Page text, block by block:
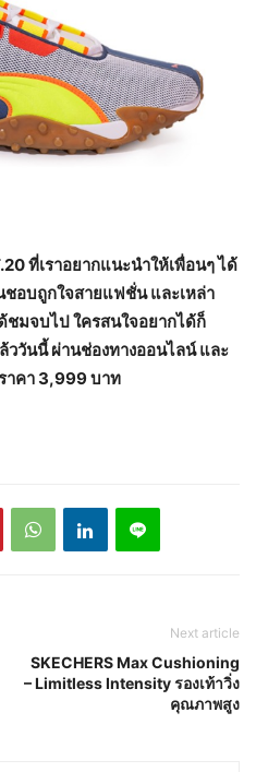
ที่เราอยากแนะนำให้เพื่อนๆ ได้
ชอบถูกใจสายแฟชั่น และเหล่า
ชมจบไป ใครสนใจอยากได้ก็
ววันนี้ ผ่านช่องทางออนไลน์ และ
าคา 3,999 บาท
Next article
SKECHERS Max Cushioning
– Limitless Intensity รองเท้าวิ่ง
คุณภาพสูง